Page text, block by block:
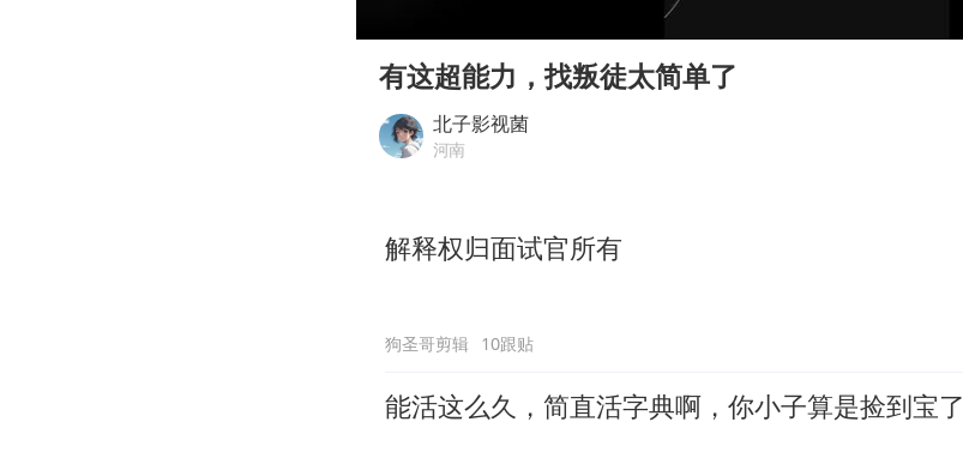
胡彦斌获《歌手2026》歌王
胜宏科技：股票交易异常波动
东航：国内客票提前14天免费退改
有这超能力，找叛徒太简单了
北子影视菌
河南
解释权归面试官所有
狗圣哥剪辑 10跟贴
能活这么久，简直活字典啊，你小子算是捡到宝了